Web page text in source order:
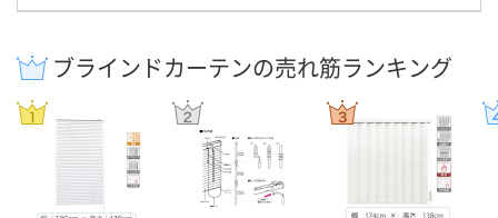
ブラインドカーテンの売れ筋ランキング